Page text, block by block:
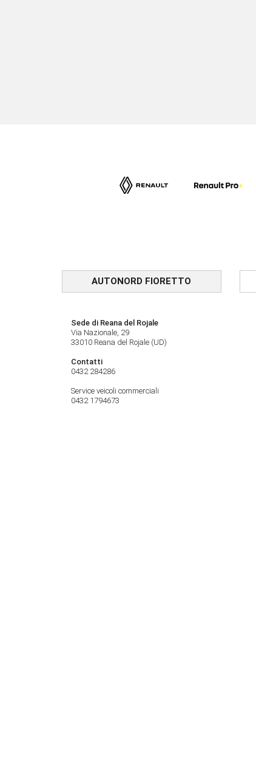
AUTONORD FIORETTO
Sede di Reana del Rojale
Via Nazionale, 29
33010 Reana del Rojale (UD)
Contatti
0432 284286
Service veicoli commerciali
0432 1794673